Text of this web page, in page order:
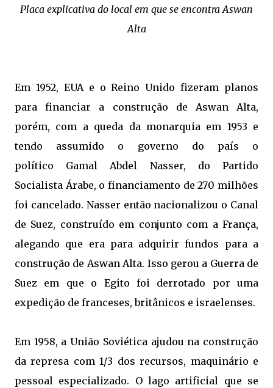
Placa explicativa do local em que se encontra Aswan
Alta
Em 1952, EUA e o Reino Unido fizeram planos
para financiar a construção de Aswan Alta,
porém, com a queda da monarquia em 1953 e
tendo assumido o governo do país o
político Gamal Abdel Nasser, do Partido
Socialista Árabe, o financiamento de 270 milhões
foi cancelado. Nasser então nacionalizou o Canal
de Suez, construído em conjunto com a França,
alegando que era para adquirir fundos para a
construção de Aswan Alta. Isso gerou a Guerra de
Suez em que o Egito foi derrotado por uma
expedição de franceses, britânicos e israelenses.
Em 1958, a União Soviética ajudou na construção
da represa com 1/3 dos recursos, maquinário e
pessoal especializado. O lago artificial que se